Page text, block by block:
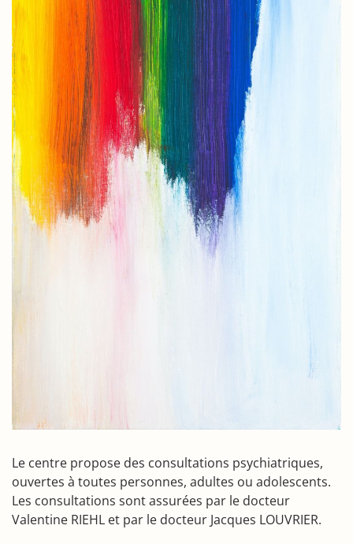
Le centre propose des consultations psychiatriques,
ouvertes à toutes personnes, adultes ou adolescents.
Les consultations sont assurées par le docteur
Valentine RIEHL et par le docteur Jacques LOUVRIER.